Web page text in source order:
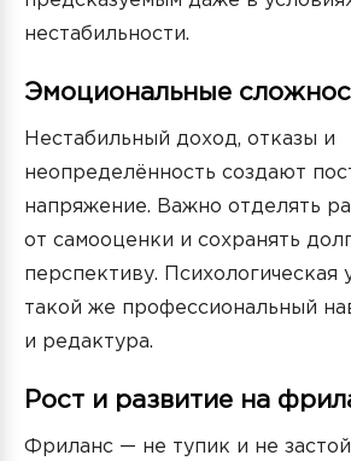
нестабильности.
Эмоциональные
Нестабильный доход, отказы и
неопределённость создают
напряжение. Важно отделять
от самооценки и сохранять
перспективу. Психологическая
такой же профессиональный
и редактура.
Рост и развитие на
Фриланс — не тупик и не